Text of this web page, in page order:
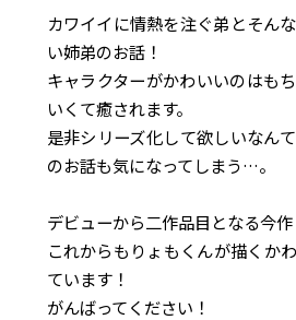
カワイイに情熱を注ぐ弟とそん
い姉弟のお話！
キャラクターがかわいいのはも
いくて癒されます。
是非シリーズ化して欲しいなん
のお話も気になってしまう…。
デビューから二作品目となる今
これからもりょもくんが描くか
ています！
がんばってください！